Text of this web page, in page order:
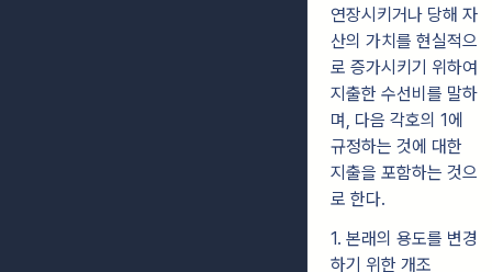
연장시키거나 당해 자
산의 가치를 현실적으
로 증가시키기 위하여
지출한 수선비를 말하
며, 다음 각호의 1에
규정하는 것에 대한
지출을 포함하는 것으
로 한다.
1. 본래의 용도를 변경
하기 위한 개조